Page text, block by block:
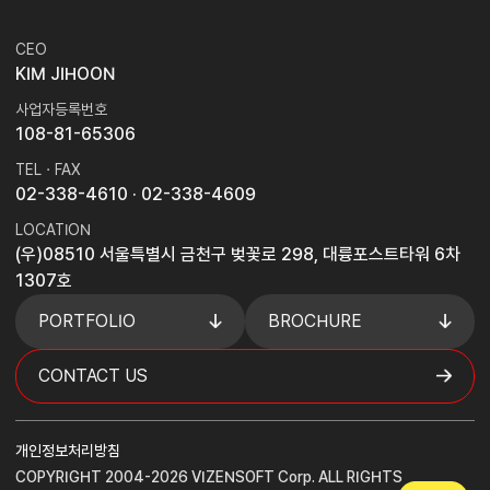
CEO
KIM JIHOON
사업자등록번호
108-81-65306
TEL · FAX
02-338-4610 · 02-338-4609
LOCATION
(우)08510 서울특별시 금천구 벚꽃로 298, 대륭포스트타워 6차
1307호
PORTFOLIO
BROCHURE
CONTACT US
개인정보처리방침
COPYRIGHT 2004-2026 VIZENSOFT Corp. ALL RIGHTS